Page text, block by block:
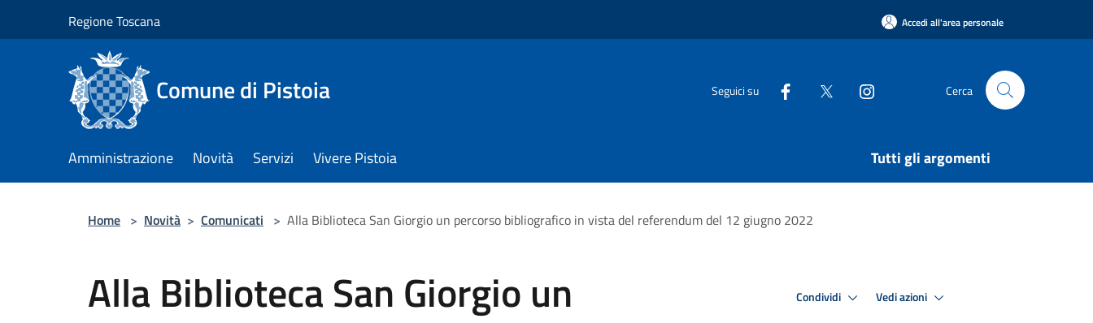
Regione Toscana Accedi all'area personale
Comune di Pistoia Seguici su Cerca
Amministrazione Novità Servizi Vivere Pistoia Tutti gli argomenti
Home > Novità > Comunicati > Alla Biblioteca San Giorgio un percorso bibliografico in vista del referendum del 12 giugno 2022
Alla Biblioteca San Giorgio un Condividi Vedi azioni